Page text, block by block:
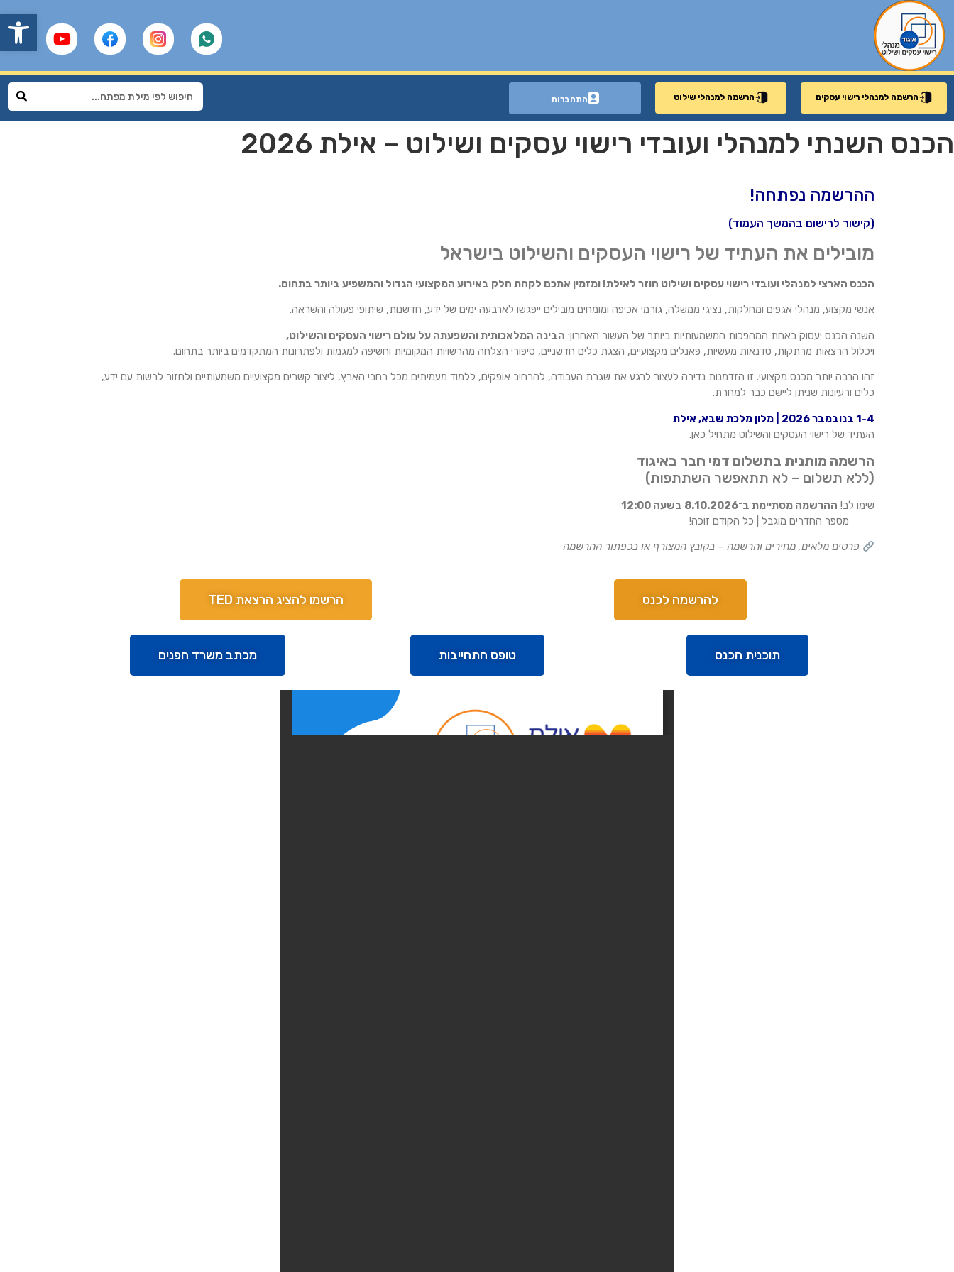
הרשמה למנהלי רישוי עסקים הרשמה למנהלי שילוט התחברות
הכנס השנתי למנהלי ועובדי רישוי עסקים ושילוט – אילת 2026
ההרשמה נפתחה!
(קישור לרישום בהמשך העמוד)
מובילים את העתיד של רישוי העסקים והשילוט בישראל
הכנס הארצי למנהלי ועובדי רישוי עסקים ושילוט חוזר לאילת! ומזמין אתכם לקחת חלק באירוע המקצועי הגדול והמשפיע ביותר בתחום.
אנשי מקצוע, מנהלי אגפים ומחלקות, נציגי ממשלה, גורמי אכיפה ומומחים מובילים ייפגשו לארבעה ימים של ידע, חדשנות, שיתופי פעולה והשראה.
השנה הכנס יעסוק באחת המהפכות המשמעותיות ביותר של העשור האחרון: הבינה המלאכותית והשפעתה על עולם רישוי העסקים והשילוט,
ויכלול הרצאות מרתקות, סדנאות מעשיות, פאנלים מקצועיים, הצגת כלים חדשניים, סיפורי הצלחה מהרשויות המקומיות וחשיפה למגמות ולפתרונות המתקדמים ביותר בתחום.
זהו הרבה יותר מכנס מקצועי. זו הזדמנות נדירה לעצור לרגע את שגרת העבודה, להרחיב אופקים, ללמוד מעמיתים מכל רחבי הארץ, ליצור קשרים מקצועיים משמעותיים ולחזור לרשות עם ידע,
כלים ורעיונות שניתן ליישם כבר למחרת.
1-4 בנובמבר 2026 | מלון מלכת שבא, אילת
העתיד של רישוי העסקים והשילוט מתחיל כאן.
הרשמה מותנית בתשלום דמי חבר באיגוד
(ללא תשלום – לא תתאפשר השתתפות)
שימו לב! ההרשמה מסתיימת ב־8.10.2026 בשעה 12:00
מספר החדרים מוגבל | כל הקודם זוכה!
פרטים מלאים, מחירים והרשמה – בקובץ המצורף או בכפתור ההרשמה
להרשמה לכנס הרשמו להציג הרצאת TED
תוכנית הכנס טופס התחייבות מכתב משרד הפנים